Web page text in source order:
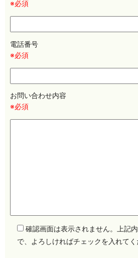
※必須
電話番号
※必須
お問い合わせ内容
※必須
確認画面は表示されません。上記
で、よろしければチェックを入れてく